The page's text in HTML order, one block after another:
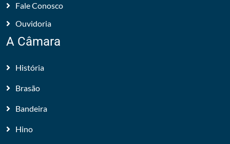
Fale Conosco
Ouvidoria
A Câmara
História
Brasão
Bandeira
Hino